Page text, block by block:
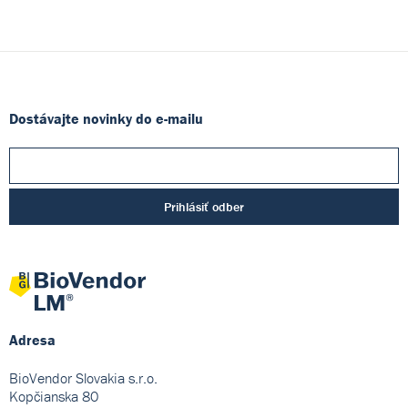
Dostávajte novinky do e-mailu
Prihlásiť odber
Adresa
BioVendor Slovakia s.r.o.
Kopčianska 80